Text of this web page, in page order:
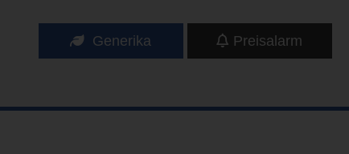
Generika Preisalarm